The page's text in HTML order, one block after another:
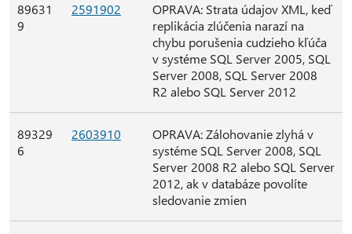
89631
9
2591902
OPRAVA: Strata údajov XML, keď
replikácia zlúčenia narazí na
chybu porušenia cudzieho kľúča
v systéme SQL Server 2005, SQL
Server 2008, SQL Server 2008
R2 alebo SQL Server 2012
89329
6
2603910
OPRAVA: Zálohovanie zlyhá v
systéme SQL Server 2008, SQL
Server 2008 R2 alebo SQL Server
2012, ak v databáze povolíte
sledovanie zmien